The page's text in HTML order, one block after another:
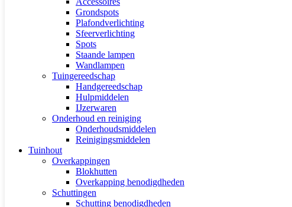
Grondspots
Plafondverlichting
Sfeerverlichting
Spots
Staande lampen
Wandlampen
Tuingereedschap
Handgereedschap
Hulpmiddelen
IJzerwaren
Onderhoud en reiniging
Onderhoudsmiddelen
Reinigingsmiddelen
Tuinhout
Overkappingen
Blokhutten
Overkapping benodigdheden
Schuttingen
Schutting benodigdheden